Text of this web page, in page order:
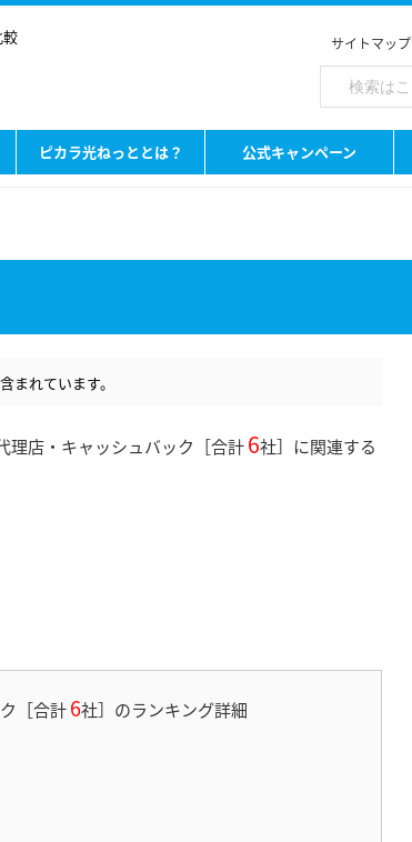
較 サイトマップ
ピカラ光ねっととは？ 公式キャンペーン
まれています。
理店・キャッシュバック［合計6社］に関連する
［合計6社］のランキング詳細